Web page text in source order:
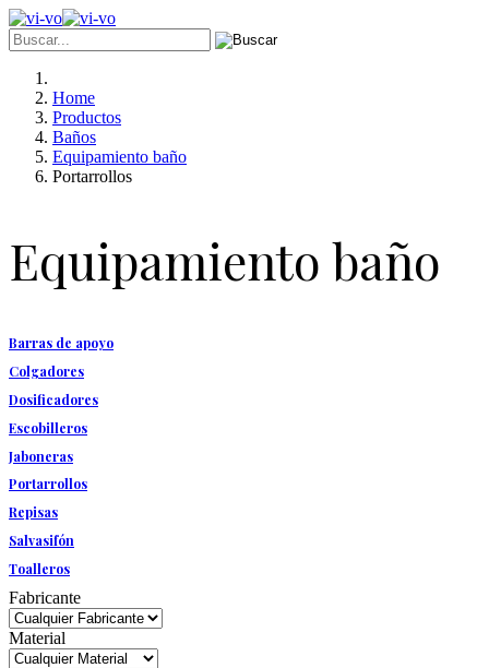
Home
Productos
Baños
Equipamiento baño
Portarrollos
Equipamiento baño
Barras de apoyo
Colgadores
Dosificadores
Escobilleros
Jaboneras
Portarrollos
Repisas
Salvasifón
Toalleros
Fabricante
Material